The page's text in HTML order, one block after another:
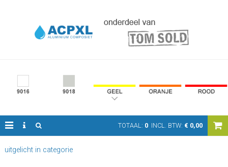
TOTAAL: 0 INCL. BTW: € 0,00
uitgelicht in categorie